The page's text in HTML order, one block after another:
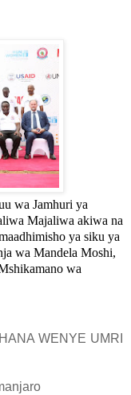
wa Jamhuri ya
Majaliwa akiwa na
ya siku ya
wa Mandela Moshi,
wa
WENYE UMRI